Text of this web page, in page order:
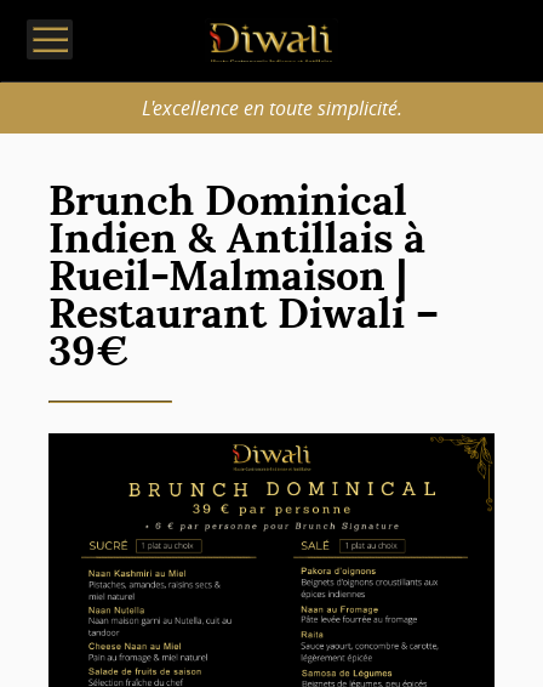
L'excellence en toute simplicité.
Brunch Dominical
Indien & Antillais à
Rueil-Malmaison |
Restaurant Diwali –
39€